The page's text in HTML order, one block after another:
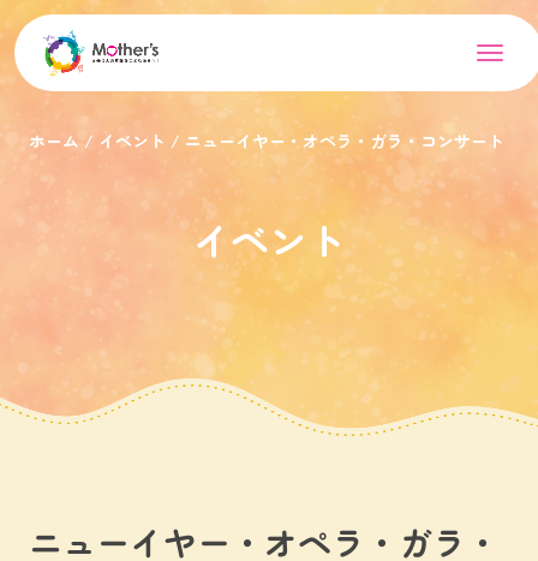
ホーム イベント ニューイヤー・オペラ・ガラ・コンサート
イベント
ニューイヤー・オペラ・ガラ・